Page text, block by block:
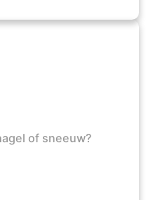
of sneeuw?